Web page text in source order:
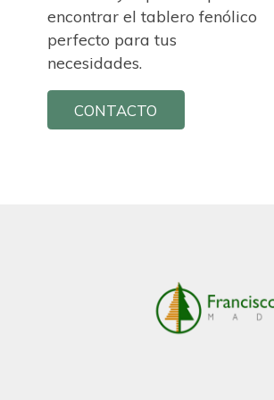
encontrar el tablero fenólico
perfecto para tus
necesidades.
CONTACTO